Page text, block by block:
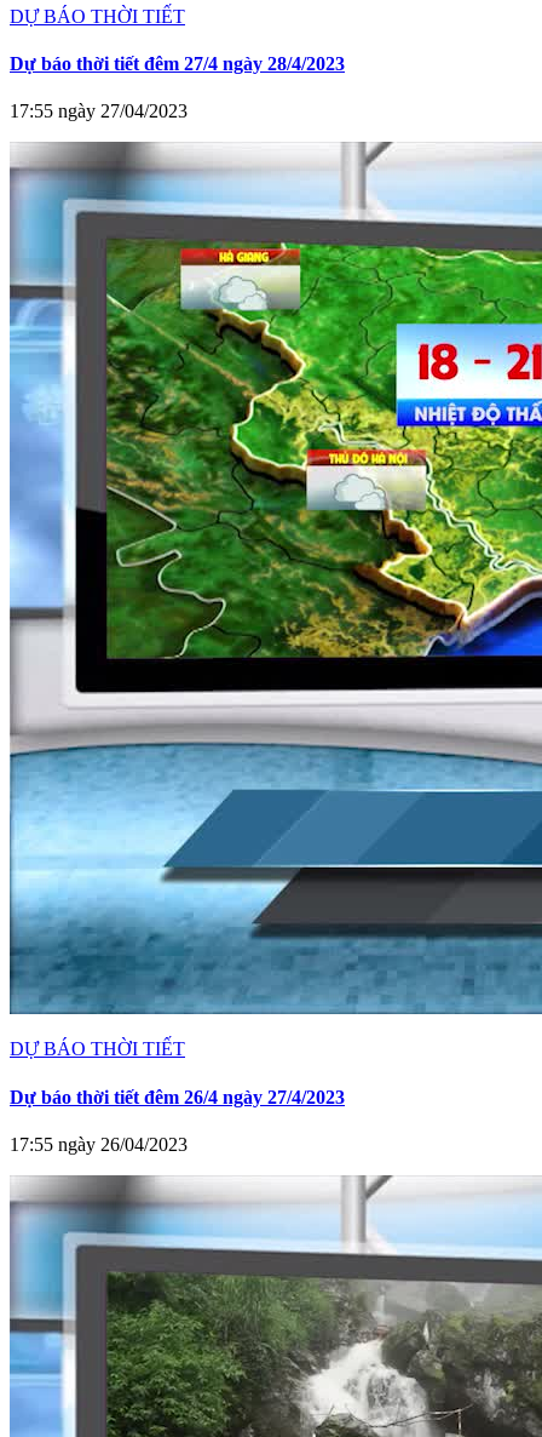
DỰ BÁO THỜI TIẾT
Dự báo thời tiết đêm 27/4 ngày 28/4/2023
17:55 ngày 27/04/2023
DỰ BÁO THỜI TIẾT
Dự báo thời tiết đêm 26/4 ngày 27/4/2023
17:55 ngày 26/04/2023